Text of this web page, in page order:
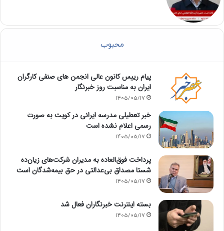
محبوب
پیام رییس کانون عالی انجمن های صنفی کارگران
ایران به مناسبت روز خبرنگار
1405/05/17
خبر تعطیلی مدرسه ایرانی در کویت به صورت
رسمی اعلام نشده است
1405/05/17
پرداخت فوق‌العاده به مدیران شرکت‌های زیان‌ده
شستا مصداق بی‌عدالتی در حق بیمه‌شدگان است
1405/05/17
بسته اینترنت خبرنگاران فعال شد
1405/05/17